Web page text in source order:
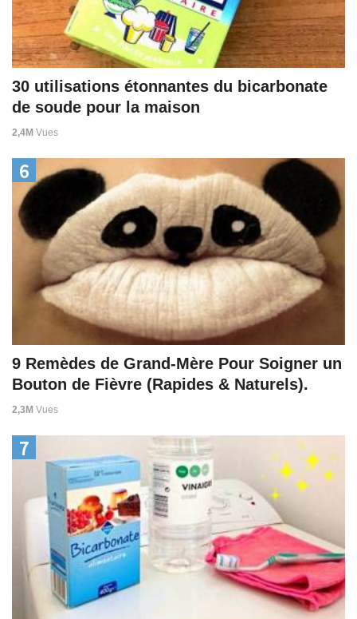
30 utilisations étonnantes du bicarbonate
de soude pour la maison
2,4M Vues
6
9 Remèdes de Grand-Mère Pour Soigner un
Bouton de Fièvre (Rapides & Naturels).
2,3M Vues
7